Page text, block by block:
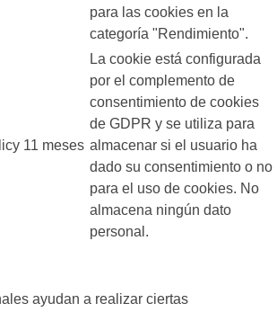
para las cookies en la
categoría "Rendimiento".
11 meses
La cookie está configurada
por el complemento de
consentimiento de cookies
de GDPR y se utiliza para
almacenar si el usuario ha
dado su consentimiento o no
para el uso de cookies. No
almacena ningún dato
personal.
ayudan a realizar ciertas